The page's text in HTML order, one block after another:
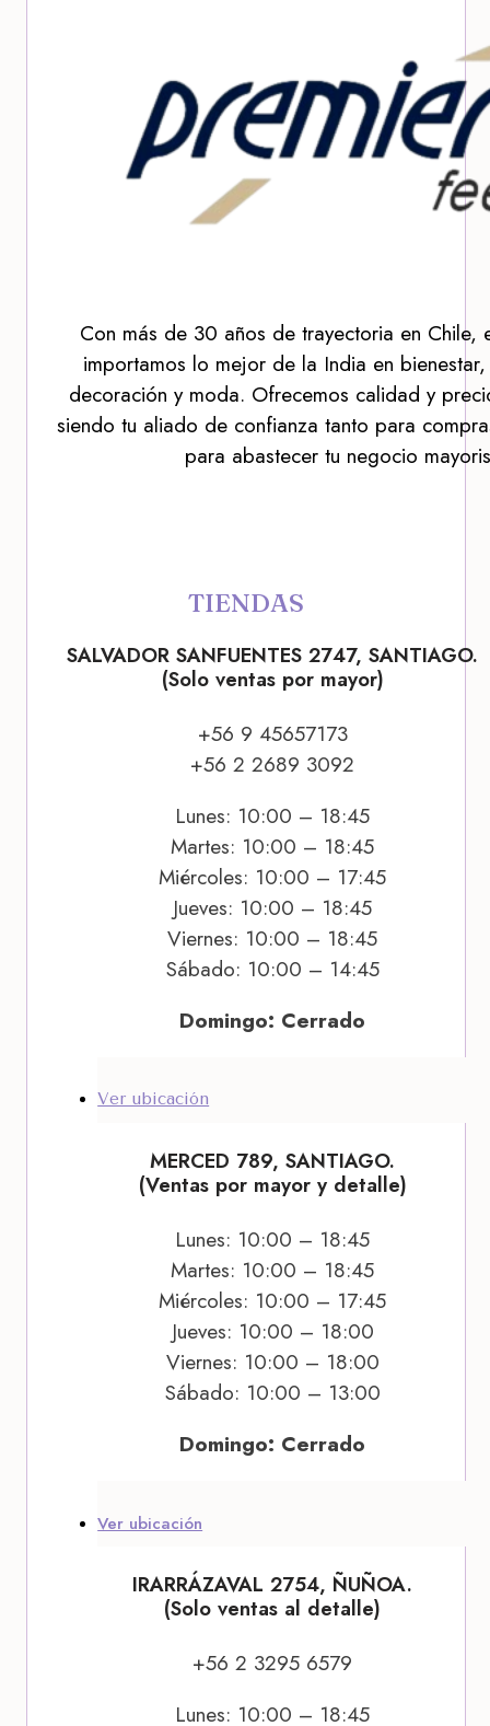
Con más de 30 años de trayectoria en Chile,
importamos lo mejor de la India en
decoración y moda. Ofrecemos calidad y
siendo tu aliado de confianza tanto para
para abastecer tu negocio
TIENDAS
SALVADOR SANFUENTES 2747, SANTIAGO.
(Solo ventas por mayor)
+56 9 45657173
+56 2 2689 3092
Lunes: 10:00 – 18:45
Martes: 10:00 – 18:45
Miércoles: 10:00 – 17:45
Jueves: 10:00 – 18:45
Viernes: 10:00 – 18:45
Sábado: 10:00 – 14:45
Domingo: Cerrado
Ver ubicación
MERCED 789, SANTIAGO.
(Ventas por mayor y detalle)
Lunes: 10:00 – 18:45
Martes: 10:00 – 18:45
Miércoles: 10:00 – 17:45
Jueves: 10:00 – 18:00
Viernes: 10:00 – 18:00
Sábado: 10:00 – 13:00
Domingo: Cerrado
Ver ubicación
IRARRÁZAVAL 2754, ÑUÑOA.
(Solo ventas al detalle)
+56 2 3295 6579
Lunes: 10:00 – 18:45